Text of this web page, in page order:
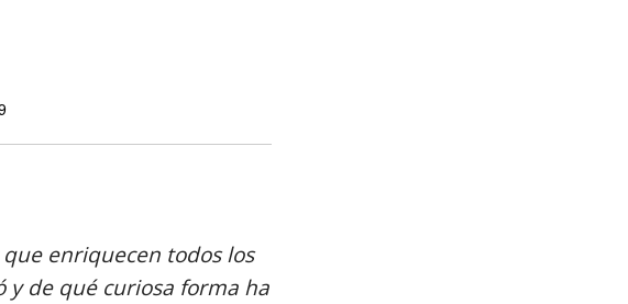
enriquecen todos los
y de qué curiosa forma ha